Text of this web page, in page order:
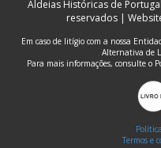
Aldeias Históricas de
reservados |
Em caso de litígio com a nossa
Alternativa de
Para mais informações, consulte o
Termos e